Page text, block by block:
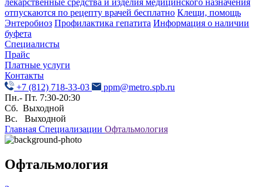
лекарственные средства и изделия медицинского назначения
отпускаются по рецепту врачей бесплатно Клещи, помощь
Энтеробиоз Профилактика гепатита Информация о наличии
буфета
Специалисты
Прайс
Платные услуги
Контакты
+7 (812) 718-33-03
ppm@metro.spb.ru
Пн.- Пт. 7:30-20:30
Сб. Выходной
Вс. Выходной
Главная Специализации Офтальмология
Офтальмология